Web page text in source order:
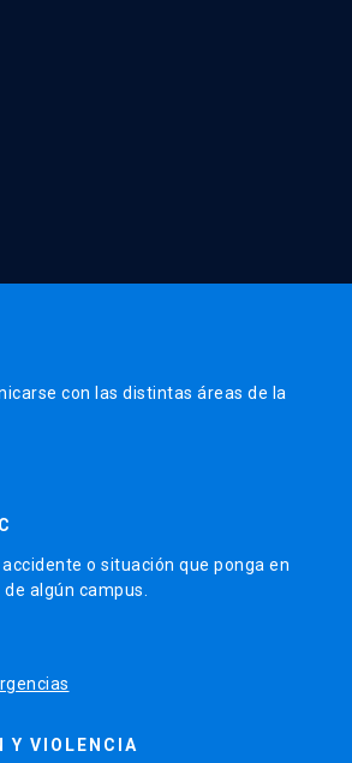
con las distintas áreas de la
o situación que ponga en
algún campus.
Y VIOLENCIA